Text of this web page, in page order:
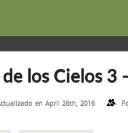
de los Cielos 3
en April 26th, 2016